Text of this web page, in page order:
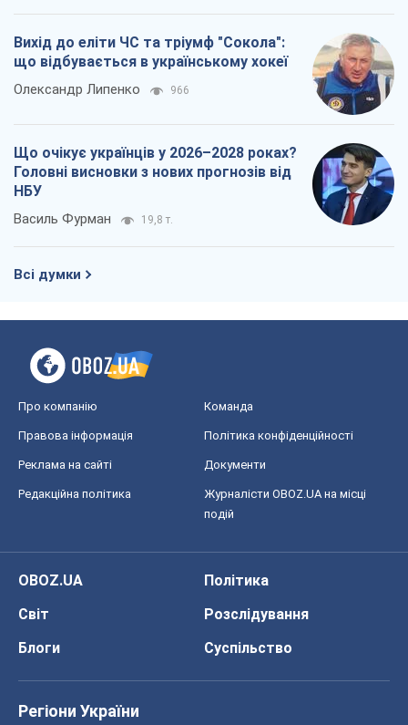
Вихід до еліти ЧС та тріумф "Сокола":
що відбувається в українському хокеї
Олександр Липенко 966
Що очікує українців у 2026–2028 роках?
Головні висновки з нових прогнозів від
НБУ
Василь Фурман 19,8 т.
Всі думки
Про компанію Команда
Правова інформація Політика конфіденційності
Реклама на сайті Документи
Редакційна політика
Журналісти OBOZ.UA на місці
подій
OBOZ.UA
Політика
Світ
Розслідування
Блоги
Суспільство
Регіони України